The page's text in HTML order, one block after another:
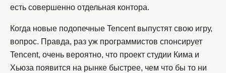
есть совершенно отдельная контора.
Когда новые подопечные Tencent выпустят свою игру,
вопрос. Правда, раз уж программистов спонсирует
Tencent, очень вероятно, что проект студии Кима и
Хьюза появится на рынке быстрее, чем что бы то ни